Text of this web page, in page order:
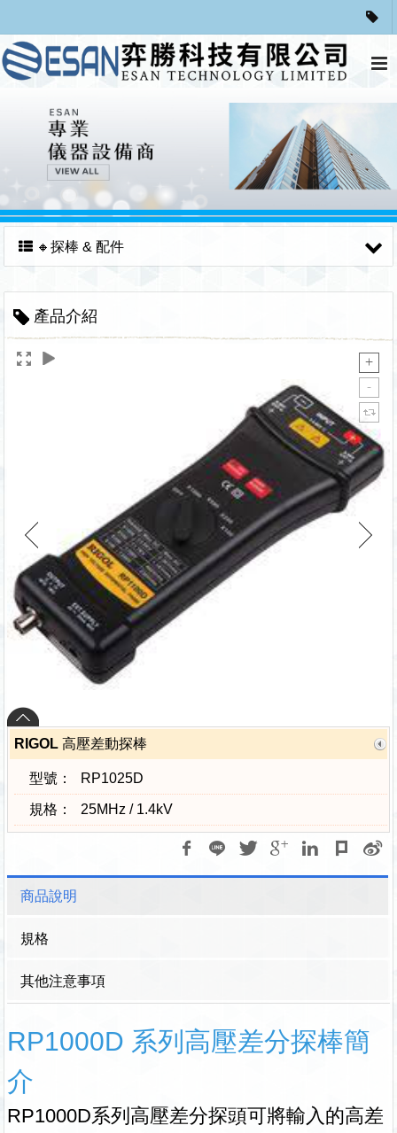
🔸探棒 & 配件
產品介紹
RIGOL 高壓差動探棒
型號： RP1025D
規格： 25MHz / 1.4kV
商品說明
規格
其他注意事項
RP1000D 系列高壓差分探棒簡
介
RP1000D系列高壓差分探頭可將輸入的高差